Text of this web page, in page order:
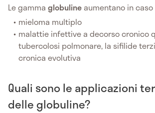
Le gamma globuline aumentano in caso
mieloma multiplo
malattie infettive a decorso cronico
tubercolosi polmonare, la sifilide
cronica evolutiva
Quali sono le applicazioni
delle globuline?